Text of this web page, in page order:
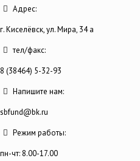
Адрес:
г. Киселёвск, ул. Мира, 34 а
тел/факс:
8 (38464) 5-32-93
Напишите нам:
sbfund@bk.ru
Режим работы:
пн-чт: 8.00-17.00